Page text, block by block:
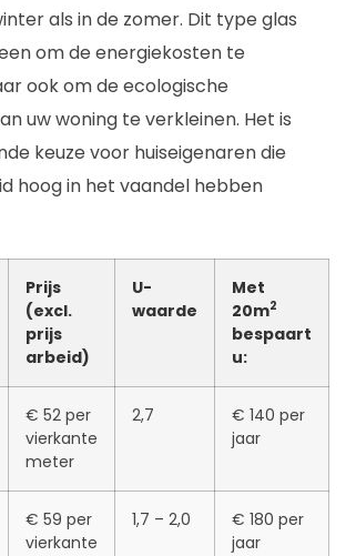
als in de zomer. Dit type glas
om de energiekosten te
ook om de ecologische
uw woning te verkleinen. Het is
keuze voor huiseigenaren die
hoog in het vaandel hebben
Prijs
(excl.
prijs
arbeid)
U-
waarde
Met
20m2
bespaart
u:
€ 52 per
vierkante
meter
2,7
€ 140 per
jaar
€ 59 per
vierkante
1,7 – 2,0
€ 180 per
jaar